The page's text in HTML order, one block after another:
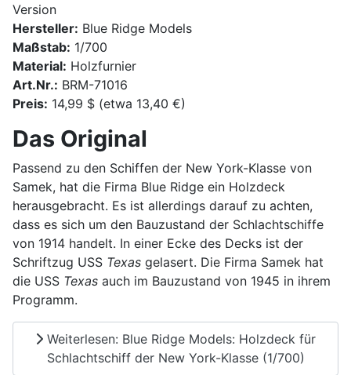
Version
Hersteller: Blue Ridge Models
Maßstab: 1/700
Material: Holzfurnier
Art.Nr.: BRM-71016
Preis: 14,99 $ (etwa 13,40 €)
Das Original
Passend zu den Schiffen der New York-Klasse von
Samek, hat die Firma Blue Ridge ein Holzdeck
herausgebracht. Es ist allerdings darauf zu achten,
dass es sich um den Bauzustand der Schlachtschiffe
von 1914 handelt. In einer Ecke des Decks ist der
Schriftzug USS Texas gelasert. Die Firma Samek hat
die USS Texas auch im Bauzustand von 1945 in ihrem
Programm.
Weiterlesen: Blue Ridge Models: Holzdeck für
Schlachtschiff der New York-Klasse (1/700)